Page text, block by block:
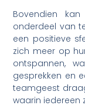
Bovendien
onderdeel van
een positieve
zich meer op
ontspannen,
gesprekken en
teamgeest
waarin iedereen